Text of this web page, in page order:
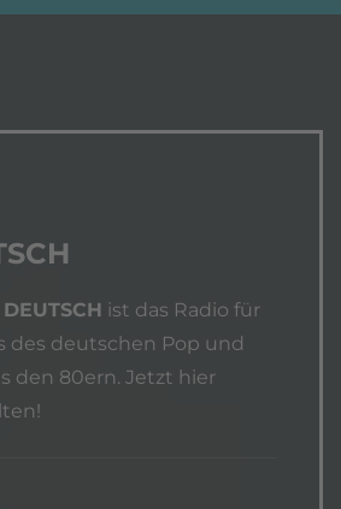
ist das Radio für
des deutschen Pop und
den 80ern. Jetzt hier